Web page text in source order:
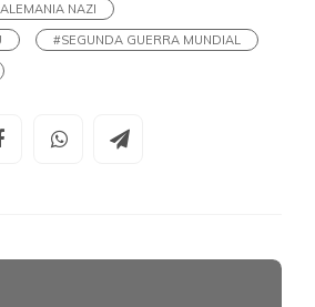
NAZI
#SEGUNDA GUERRA MUNDIAL